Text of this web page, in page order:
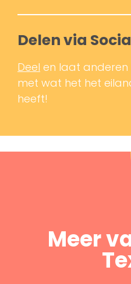
Delen via
Deel en laat anderen
met wat het het
heeft!
Meer